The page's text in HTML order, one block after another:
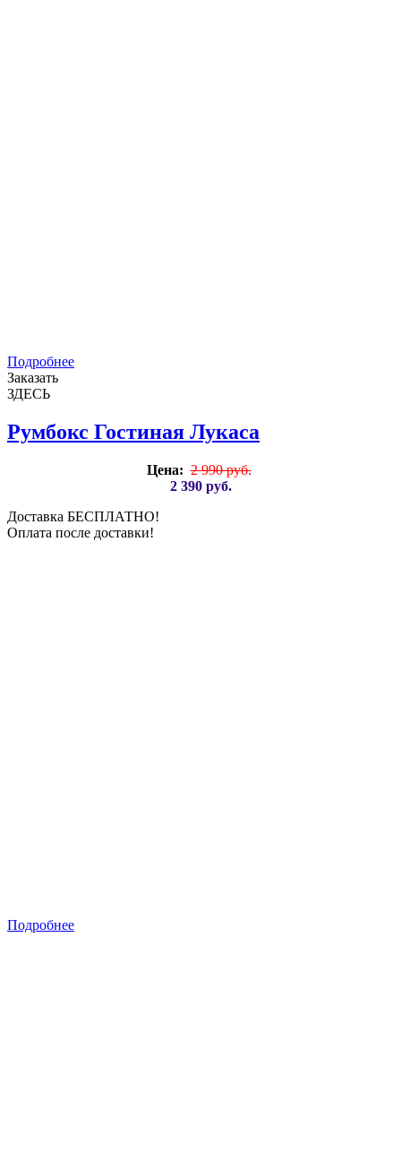
Подробнее
Заказать
ЗДЕСЬ
Румбокс Гостиная Лукаса
Цена: 2 990 руб.
2 390 руб.
Доставка БЕСПЛАТНО!
Оплата после доставки!
Подробнее